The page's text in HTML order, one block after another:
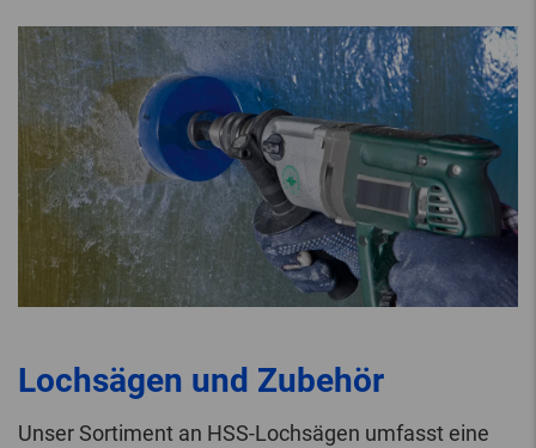
Lochsägen und Zubehör
Unser Sortiment an HSS-Lochsägen umfasst eine